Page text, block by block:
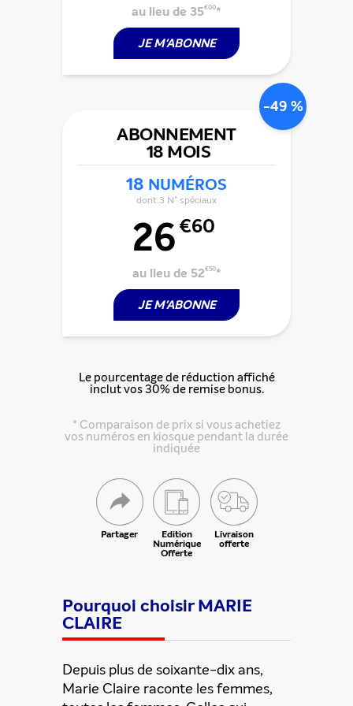
au lieu de 35€00*
JE M'ABONNE
-49 %
ABONNEMENT
18 MOIS
18 NUMÉROS
dont 3 N° spéciaux
26€60
au lieu de 52€50*
JE M'ABONNE
Le pourcentage de réduction affiché
inclut vos 30% de remise bonus.
* Comparaison de prix si vous achetiez
vos numéros en kiosque pendant la durée
indiquée
Partager Edition
Numérique
Offerte
Livraison
offerte
Pourquoi choisir MARIE
CLAIRE
Depuis plus de soixante-dix ans,
Marie Claire raconte les femmes,